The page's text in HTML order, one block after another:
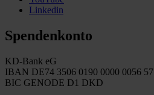
Linkedin
Spendenkonto
KD-Bank eG
IBAN DE74 3506 0190 0000 0056 57
BIC GENODE D1 DKD